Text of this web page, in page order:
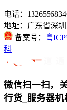
电话：
地址：广东省深
备案号： 粤ICP
科
微信扫一扫，
行货_服务器机